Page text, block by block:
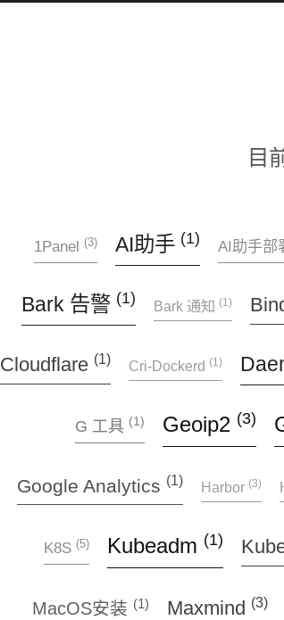
目
1Panel (3) AI助手 (1) AI助手部
Bark 告警 (1) Bark 通知 (1)
Cloudflare (1) Cri-Dockerd (1)
G 工具 (1) Geoip2 (3)
Google Analytics (1) Harbor (3)
K8S (5) Kubeadm (1)
MacOS安装 (1) Maxmind (3)